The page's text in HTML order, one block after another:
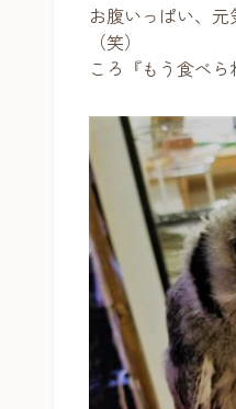
お腹いっぱい、
（笑）
ころ『もう食べら